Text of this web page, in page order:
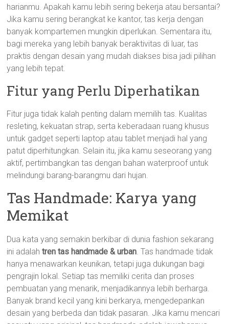
harianmu. Apakah kamu lebih sering bekerja atau bersantai?
Jika kamu sering berangkat ke kantor, tas kerja dengan
banyak kompartemen mungkin diperlukan. Sementara itu,
bagi mereka yang lebih banyak beraktivitas di luar, tas
praktis dengan desain yang mudah diakses bisa jadi pilihan
yang lebih tepat.
Fitur yang Perlu Diperhatikan
Fitur juga tidak kalah penting dalam memilih tas. Kualitas
resleting, kekuatan strap, serta keberadaan ruang khusus
untuk gadget seperti laptop atau tablet menjadi hal yang
patut diperhitungkan. Selain itu, jika kamu seseorang yang
aktif, pertimbangkan tas dengan bahan waterproof untuk
melindungi barang-barangmu dari hujan.
Tas Handmade: Karya yang
Memikat
Dua kata yang semakin berkibar di dunia fashion sekarang
ini adalahtren tas handmade & urban. Tas handmade tidak
hanya menawarkan keunikan, tetapi juga dukungan bagi
pengrajin lokal. Setiap tas memiliki cerita dan proses
pembuatan yang menarik, menjadikannya lebih berharga.
Banyak brand kecil yang kini berkarya, mengedepankan
desain yang berbeda dan tidak pasaran. Jika kamu mencari